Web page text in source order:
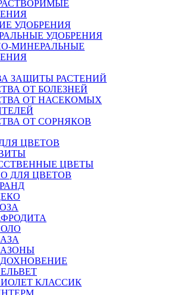
УДОБРЕНИЯ
УДОБРЕНИЯ
МИНЕРАЛЬНЫЕ
ЗАЩИТЫ РАСТЕНИЙ
ОТ БОЛЕЗНЕЙ
ОТ НАСЕКОМЫХ
ОТ СОРНЯКОВ
ЦВЕТОВ
ЦВЕТЫ
ДЛЯ ЦВЕТОВ
КЛАССИК